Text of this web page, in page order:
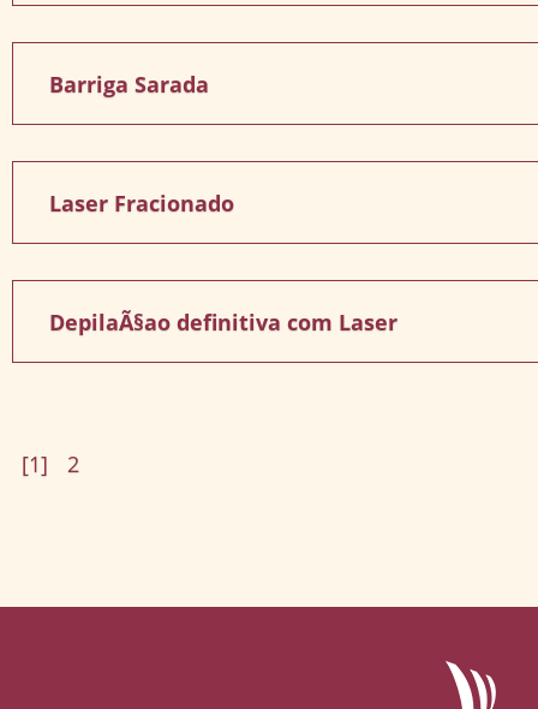
Barriga Sarada
Laser Fracionado
DepilaÃ§ao definitiva com Laser
[1] 2